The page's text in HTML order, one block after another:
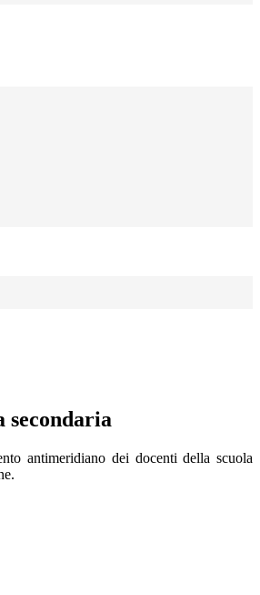
secondaria
antimeridiano dei docenti della scuola